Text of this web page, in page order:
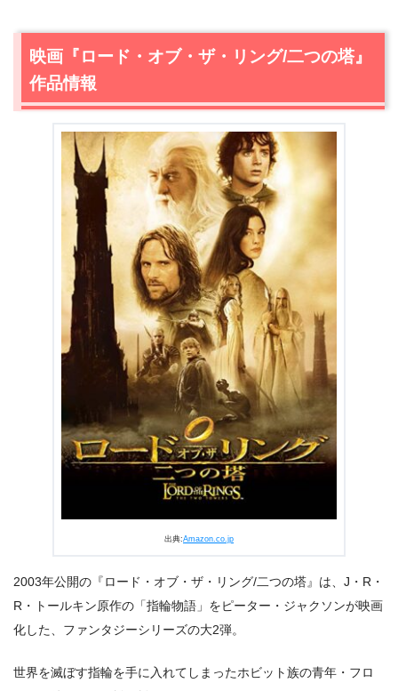
＼＼31日間無料!!お試し解約もOK／／
出典:U-NEXT
映画『ロード・オブ・ザ・リング/二つの塔』
作品情報
出典:Amazon.co.jp
2003年公開の『ロード・オブ・ザ・リング/二つの塔』は、J・R・
R・トールキン原作の「指輪物語」をピーター・ジャクソンが映画
化した、ファンタジーシリーズの大2弾。
世界を滅ぼす指輪を手に入れてしまったホビット族の青年・フロ